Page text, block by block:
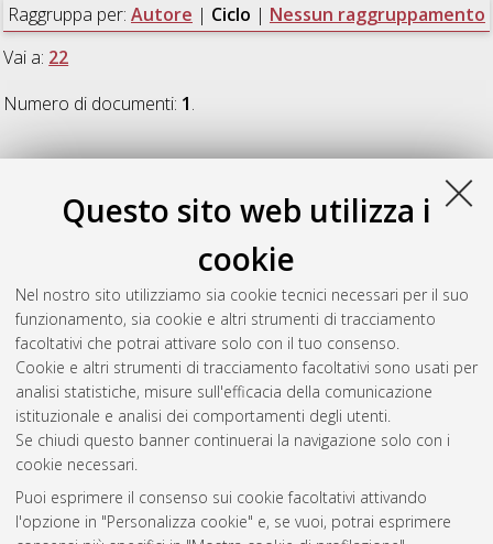
Questo sito web utilizza i
cookie
Nel nostro sito utilizziamo sia cookie tecnici necessari per il suo
funzionamento, sia cookie e altri strumenti di tracciamento
facoltativi che potrai attivare solo con il tuo consenso.
Cookie e altri strumenti di tracciamento facoltativi sono usati per
analisi statistiche, misure sull'efficacia della comunicazione
istituzionale e analisi dei comportamenti degli utenti.
Se chiudi questo banner continuerai la navigazione solo con i
cookie necessari.
Puoi esprimere il consenso sui cookie facoltativi attivando
l'opzione in "Personalizza cookie" e, se vuoi, potrai esprimere
Raggruppa per: Autore | Ciclo | Nessun raggruppamento
Vai a: 22
Numero di documenti: 1.
22
Muttini, Daniele (2012) Intuizione e visualizzazione in
matematica con particolare riferimento a Felix Klein
[Dissertation thesis], Alma Mater Studiorum Università di
Bologna. Dottorato di ricerca inFilosofia, 22 Ciclo. DOI
10.6092/unibo/amsdottorato/5135.
Questa lista e' stata generata il Thu Aug 6 20:40:11 2026
Atom
Rss 1.0